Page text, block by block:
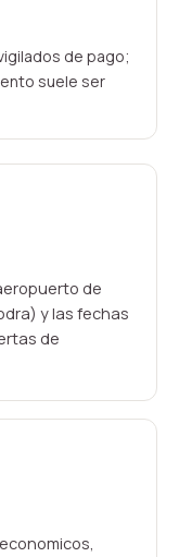
de pago;
suele ser
de
y las fechas
de